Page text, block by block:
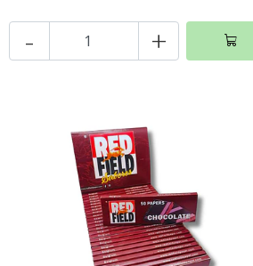
- +